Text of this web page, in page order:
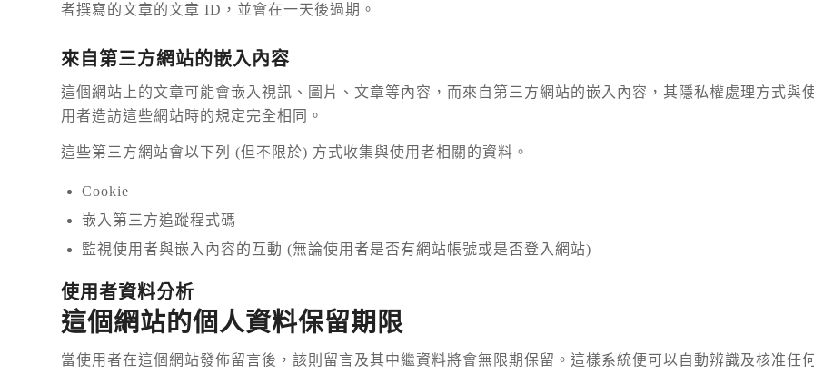
者撰寫的文章的文章 ID，並會在一天後過期。
來自第三方網站的嵌入內容
這個網站上的文章可能會嵌入視訊、圖片、文章等內容，而來自第三方網站的嵌入內容，其隱私權處理方式與
用者造訪這些網站時的規定完全相同。
這些第三方網站會以下列 (但不限於) 方式收集與使用者相關的資料。
Cookie
嵌入第三方追蹤程式碼
監視使用者與嵌入內容的互動 (無論使用者是否有網站帳號或是否登入網站)
使用者資料分析
這個網站的個人資料保留期限
當使用者在這個網站發佈留言後，該則留言及其中繼資料將會無限期保留。這樣系統便可以自動辨識及核准任